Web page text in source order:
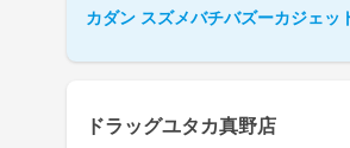
カダン スズメバチバズーカジェッ
ドラッグユタカ真野店